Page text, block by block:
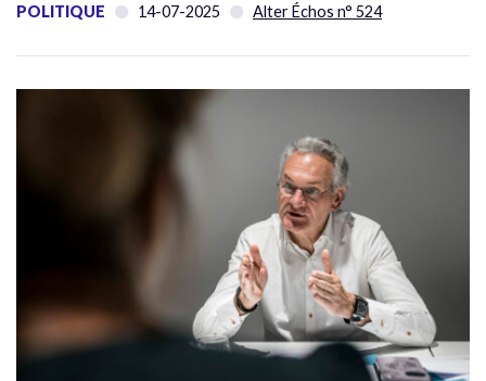
POLITIQUE 14-07-2025 Alter Échos n° 524